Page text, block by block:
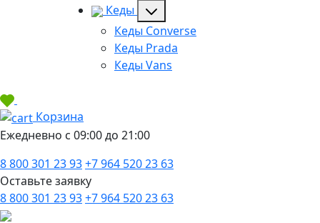
Кеды
Кеды Converse
Кеды Prada
Кеды Vans
Корзина
Ежедневно с 09:00 до 21:00
8 800 301 23 93+7 964 520 23 63
Оставьте заявку
8 800 301 23 93+7 964 520 23 63